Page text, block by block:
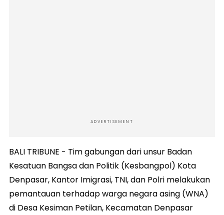
ADVERTISEMENT
BALI TRIBUNE - Tim gabungan dari unsur Badan
Kesatuan Bangsa dan Politik (Kesbangpol) Kota
Denpasar, Kantor Imigrasi, TNI, dan Polri melakukan
pemantauan terhadap warga negara asing (WNA)
di Desa Kesiman Petilan, Kecamatan Denpasar